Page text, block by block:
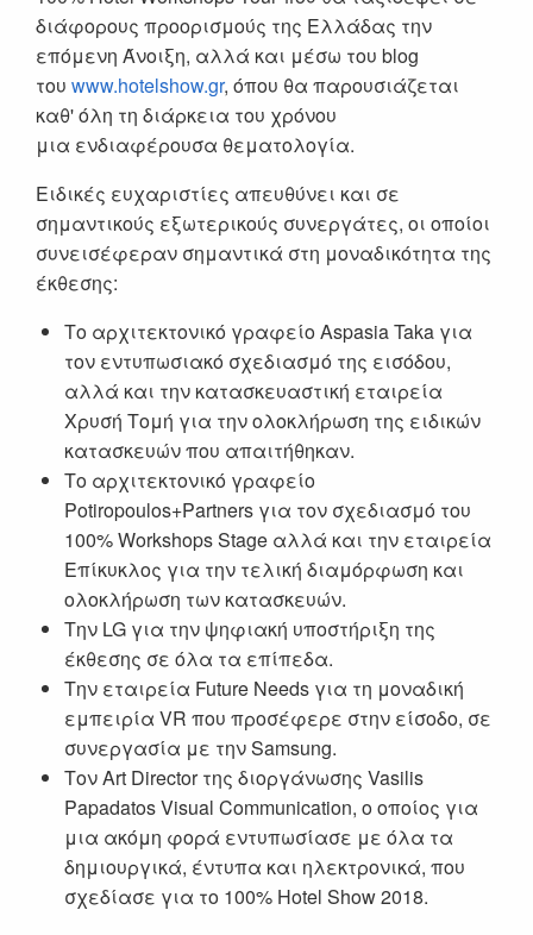
διάφορους προορισμούς της Ελλάδας την
επόμενη Άνοιξη, αλλά και μέσω του blog
του www.hotelshow.gr, όπου θα παρουσιάζεται
καθ' όλη τη διάρκεια του χρόνου
μια ενδιαφέρουσα θεματολογία.
Ειδικές ευχαριστίες απευθύνει και σε
σημαντικούς εξωτερικούς συνεργάτες, οι οποίοι
συνεισέφεραν σημαντικά στη μοναδικότητα της
έκθεσης:
Το αρχιτεκτονικό γραφείο Aspasia Taka για
τον εντυπωσιακό σχεδιασμό της εισόδου,
αλλά και την κατασκευαστική εταιρεία
Χρυσή Τομή για την ολοκλήρωση της ειδικών
κατασκευών που απαιτήθηκαν.
Το αρχιτεκτονικό γραφείο
Potiropoulos+Partners για τον σχεδιασμό του
100% Workshops Stage αλλά και την εταιρεία
Επίκυκλος για την τελική διαμόρφωση και
ολοκλήρωση των κατασκευών.
Την LG για την ψηφιακή υποστήριξη της
έκθεσης σε όλα τα επίπεδα.
Την εταιρεία Future Needs για τη μοναδική
εμπειρία VR που προσέφερε στην είσοδο, σε
συνεργασία με την Samsung.
Τον Art Director της διοργάνωσης Vasilis
Papadatos Visual Communication, ο οποίος για
μια ακόμη φορά εντυπωσίασε με όλα τα
δημιουργικά, έντυπα και ηλεκτρονικά, που
σχεδίασε για το 100% Hotel Show 2018.